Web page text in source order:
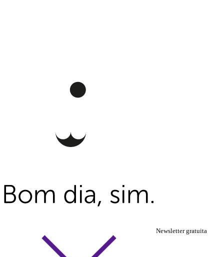
Newsletter gratuita